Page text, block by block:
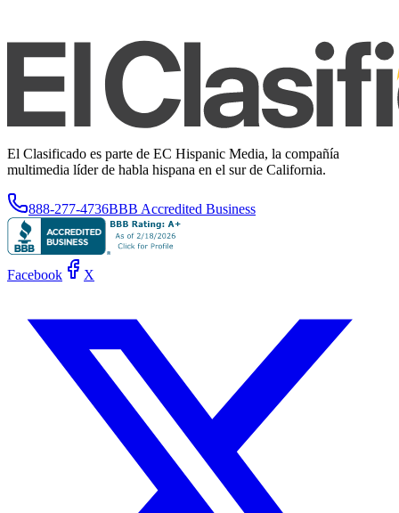
El Clasificado es parte de EC Hispanic Media, la compañía
multimedia líder de habla hispana en el sur de California.
888-277-4736BBB Accredited Business
Facebook X